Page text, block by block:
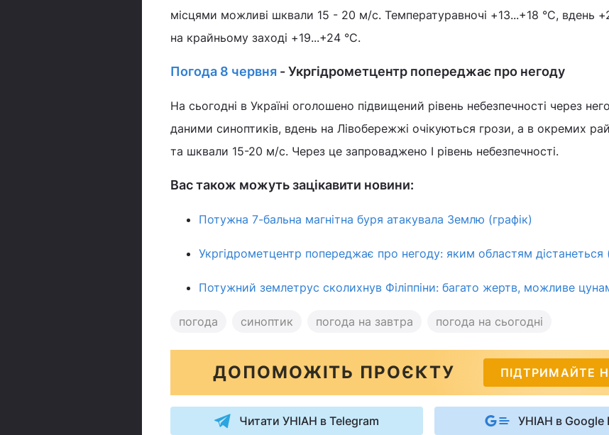
місцями можливі шквали 15 - 20 м/с. Температуравночі +13...+18 °С, вдень
на крайньому заході +19...+24 °С.
Погода 8 червня - Укргідрометцентр попереджає про негоду
На сьогодні в Україні оголошено підвищений рівень небезпечності через
даними синоптиків, вдень на Лівобережжі очікуються грози, а в окремих
та шквали 15-20 м/с. Через це запроваджено І рівень небезпечності.
Вас також можуть зацікавити новини:
Потужна 7-бальна магнітна буря атакувала Землю (графік)
Укргідрометцентр попереджає про негоду: яким областям дістанеться
Потужний землетрус сколихнув Філіппіни: багато жертв, можливе
погода синоптик погода на завтра погода на сьогодні
ДОПОМОЖІТЬ ПРОЄКТУ ПІДТРИМАЙТЕ
Читати УНІАН в Telegram УНІАН в Google